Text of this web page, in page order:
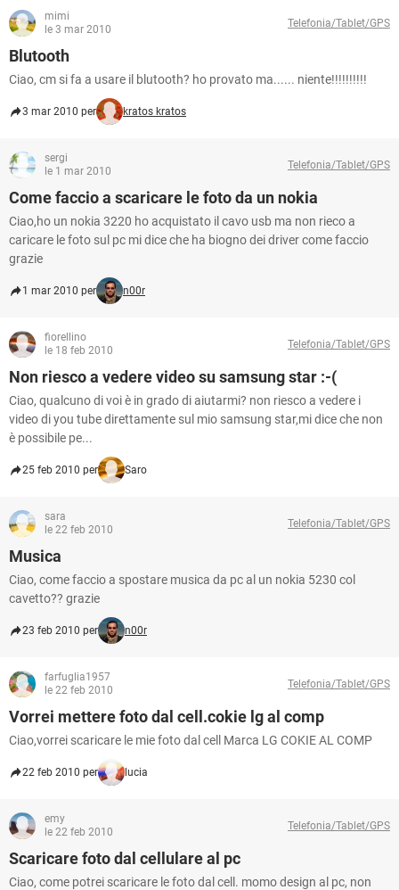
mimi
le 3 mar 2010
Telefonia/Tablet/GPS
Blutooth
Ciao, cm si fa a usare il blutooth? ho provato ma...... niente!!!!!!!!!!
3 mar 2010 per kratos kratos
sergi
le 1 mar 2010
Telefonia/Tablet/GPS
Come faccio a scaricare le foto da un nokia
Ciao,ho un nokia 3220 ho acquistato il cavo usb ma non rieco a
caricare le foto sul pc mi dice che ha biogno dei driver come faccio
grazie
1 mar 2010 per n00r
fiorellino
le 18 feb 2010
Telefonia/Tablet/GPS
Non riesco a vedere video su samsung star :-(
Ciao, qualcuno di voi è in grado di aiutarmi? non riesco a vedere i
video di you tube direttamente sul mio samsung star,mi dice che non
è possibile pe...
25 feb 2010 per Saro
sara
le 22 feb 2010
Telefonia/Tablet/GPS
Musica
Ciao, come faccio a spostare musica da pc al un nokia 5230 col
cavetto?? grazie
23 feb 2010 per n00r
farfuglia1957
le 22 feb 2010
Telefonia/Tablet/GPS
Vorrei mettere foto dal cell.cokie lg al comp
Ciao,vorrei scaricare le mie foto dal cell Marca LG COKIE AL COMP
22 feb 2010 per lucia
emy
le 22 feb 2010
Telefonia/Tablet/GPS
Scaricare foto dal cellulare al pc
Ciao, come potrei scaricare le foto dal cell. momo design al pc, non